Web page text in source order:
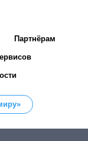
Партнёрам